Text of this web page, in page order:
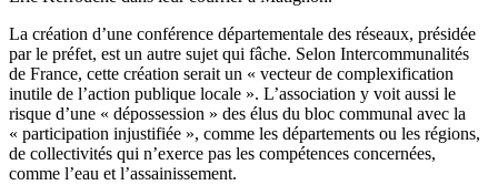
La création d’une conférence départementale des réseaux, présidée
par le préfet, est un autre sujet qui fâche. Selon Intercommunalités
de France, cette création serait un « vecteur de complexification
inutile de l’action publique locale ». L’association y voit aussi le
risque d’une « dépossession » des élus du bloc communal avec la
« participation injustifiée », comme les départements ou les régions,
de collectivités qui n’exerce pas les compétences concernées,
comme l’eau et l’assainissement.